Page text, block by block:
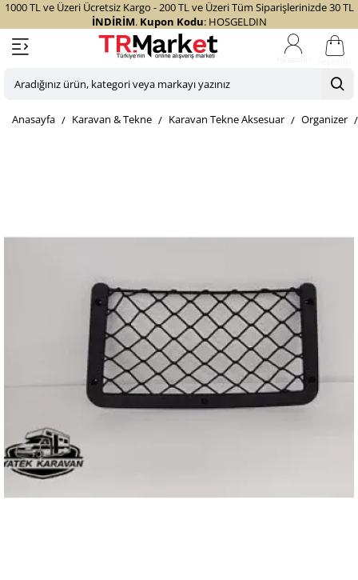
1000 TL ve Üzeri Ücretsiz Kargo - 200 TL ve Üzeri Tüm Siparişlerinizde 30 TL
İNDİRİM. Kupon Kodu: HOSGELDIN
Aradığınız
kategori
homeKaravan & Tekne Karavan Tekne Aksesuar Organizer